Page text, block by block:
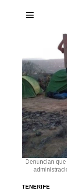
Denuncian
TENERIFE